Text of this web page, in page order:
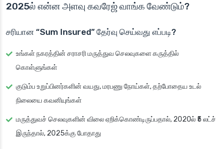
2025ல் என்ன அளவு கவரேஜ் வாங்க வேண்டும்?
சரியான “Sum Insured” தேர்வு செய்வது எப்படி?
உங்கள் நகரத்தின் சராசரி மருத்துவ செலவுகளை கருத்தில்
கொள்ளுங்கள்
குடும்ப உறுப்பினர்களின் வயது, மரபணு நோய்கள், தற்போதைய உடல்
நிலையை கவனியுங்கள்
மருத்துவச் செலவுகளின் விலை ஏறிக்கொண்டிருப்பதால், 2020ல் ₹5 லட்ச்
இருந்தால், 2025க்கு போதாது